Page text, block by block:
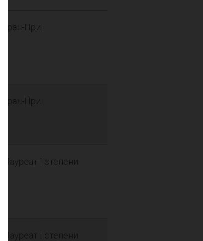
Гран-При
Гран-При
Лауреат I степени
Лауреат I степени